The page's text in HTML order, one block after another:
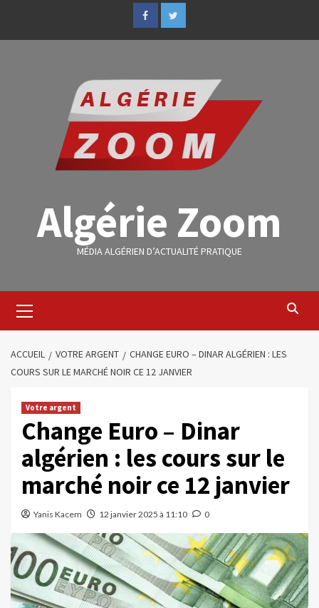
Algérie Zoom
MÉDIA ALGÉRIEN D’ACTUALITÉ PRATIQUE
ACCUEIL VOTRE ARGENT
CHANGE EURO – DINAR ALGÉRIEN : LES
COURS SUR LE MARCHÉ NOIR CE 12 JANVIER
Votre argent
Change Euro – Dinar
algérien : les cours sur le
marché noir ce 12 janvier
Yanis Kacem 12 janvier 2025 à 11:10 0